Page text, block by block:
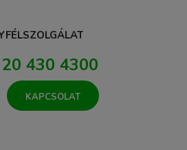
430 4300
KAPCSOLAT